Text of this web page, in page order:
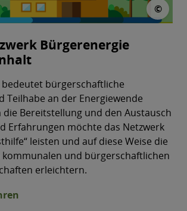
© ©
Bürgerenergie
bürgerschaftliche
Teilhabe an der Energiewende
die Bereitstellung und den Austausch
Erfahrungen möchte das Netzwerk
leisten und auf diese Weise die
und bürgerschaftlichen
erleichtern.